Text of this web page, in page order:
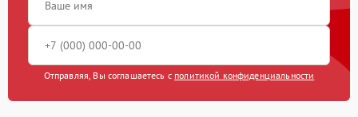
Отправляя, Вы соглашаетесь с политикой конфиденциальности